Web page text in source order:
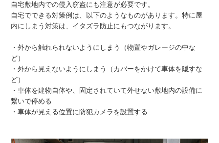
自宅敷地内での侵入窃盗にも注意が必要です。
自宅でできる対策例は、以下のようなものがあります。特に屋
内にしまう対策は、イタズラ防止にもつながります。
・外から触れられないようにしまう（物置やガレージの中な
ど）
・外から見えないようにしまう（カバーをかけて車体を隠すな
ど）
・車体を建物自体や、固定されていて外せない敷地内の設備に
繋いで停める
・車体が見える位置に防犯カメラを設置する